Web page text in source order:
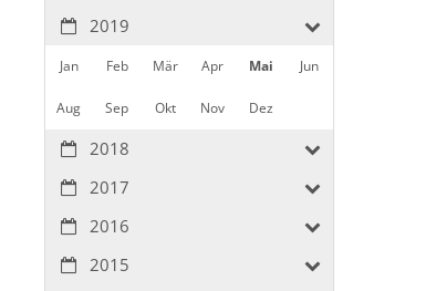
2019
Jan Feb Mär Apr Mai Jun
Aug Sep Okt Nov Dez
2018
2017
2016
2015